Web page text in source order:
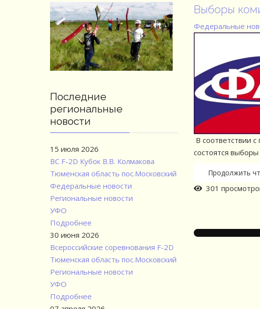
Последние
региональные
новости
15 июля 2026
ВС F-2D Кубок В.В. Колмакова
Тюменская область пос.Московский
Федеральные новости
Региональные новости
УФО
Подробнее
30 июня 2026
Всероссийские соревнования F-2D
Тюменская область пос.Московский
Региональные новости
УФО
Подробнее
Выборы
Федеральные
В соответствии
состоятся выборы
Продолжить
301